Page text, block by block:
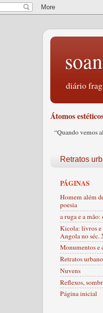
diário
Átomos
“Quando vemos
Retratos
PÁGINAS
Homem além
poesia
a ruga e a mão:
Kicola: livros e
Angola no séc.
Monumentos e
Retratos
Nuvens
Reflexos,
Página inicial